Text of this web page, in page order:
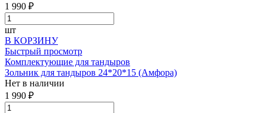
1 990 ₽
шт
В КОРЗИНУ
Быстрый просмотр
Комплектующие для тандыров
Зольник для тандыров 24*20*15 (Амфора)
Нет в наличии
1 990 ₽